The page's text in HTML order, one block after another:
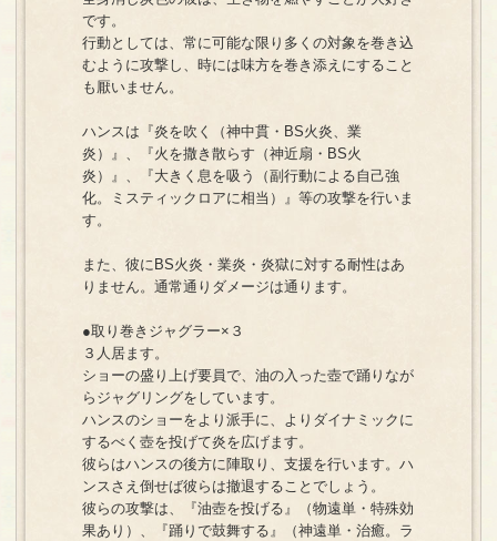
です。
行動としては、常に可能な限り多くの対象を巻き込
むように攻撃し、時には味方を巻き添えにすること
も厭いません。
ハンスは『炎を吹く（神中貫・BS火炎、業
炎）』、『火を撒き散らす（神近扇・BS火
炎）』、『大きく息を吸う（副行動による自己強
化。ミスティックロアに相当）』等の攻撃を行いま
す。
また、彼にBS火炎・業炎・炎獄に対する耐性はあ
りません。通常通りダメージは通ります。
●取り巻きジャグラー×３
３人居ます。
ショーの盛り上げ要員で、油の入った壺で踊りなが
らジャグリングをしています。
ハンスのショーをより派手に、よりダイナミックに
するべく壺を投げて炎を広げます。
彼らはハンスの後方に陣取り、支援を行います。ハ
ンスさえ倒せば彼らは撤退することでしょう。
彼らの攻撃は、『油壺を投げる』（物遠単・特殊効
果あり）、『踊りで鼓舞する』（神遠単・治癒。ラ